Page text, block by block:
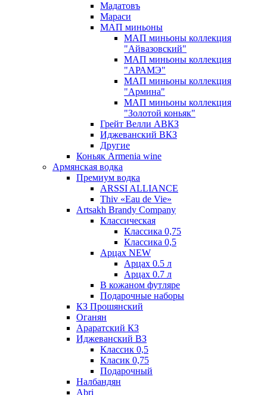
Мадатовъ
Мараси
МАП миньоны
МАП миньоны коллекция
"Айвазовский"
МАП миньоны коллекция
"АРАМЭ"
МАП миньоны коллекция
"Армина"
МАП миньоны коллекция
"Золотой коньяк"
Грейт Велли АВКЗ
Иджеванский ВКЗ
Другие
Коньяк Armenia wine
Армянская водка
Премиум водка
ARSSI ALLIANCE
Thiv «Eau de Vie»
Artsakh Brandy Company
Классическая
Классика 0,75
Классика 0,5
Арцах NEW
Арцах 0.5 л
Арцах 0.7 л
В кожаном футляре
Подарочные наборы
КЗ Прошянский
Оганян
Араратский КЗ
Иджеванский ВЗ
Классик 0,5
Класик 0,75
Подарочный
Налбандян
Abri